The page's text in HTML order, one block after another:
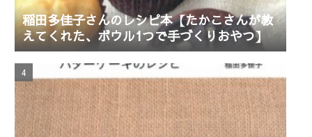
稲田多佳子さんのレシピ本【たかこさんが教
えてくれた、ボウル1つで手づくりおやつ】